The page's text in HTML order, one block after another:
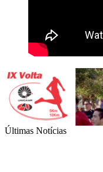
Últimas Notícias